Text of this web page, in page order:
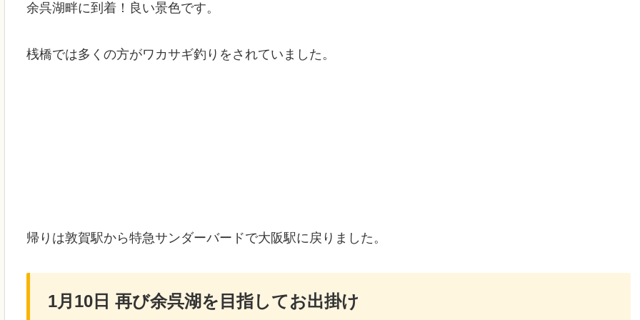
余呉湖畔に到着！良い景色です。
桟橋では多くの方がワカサギ釣りをされていました。
帰りは敦賀駅から特急サンダーバードで大阪駅に戻りました。
1月10日 再び余呉湖を目指してお出掛け